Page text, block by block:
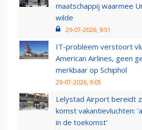
maatschappij waarmee
wilde
29-07-2026, 9:51
IT-probleem verstoort
American Airlines, geen
merkbaar op Schiphol
29-07-2026, 9:05
Lelystad Airport bereidt
komst vakantievluchten:
in de toekomst'